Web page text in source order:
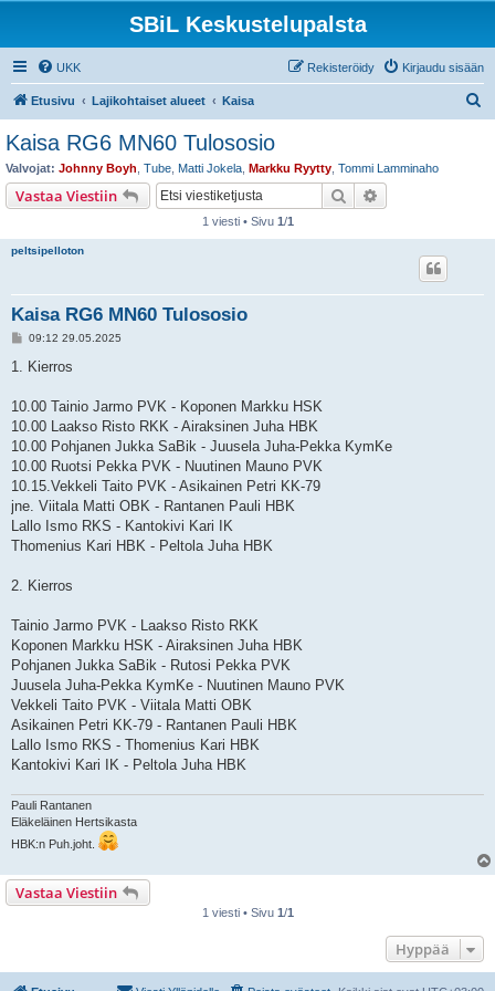
SBiL Keskustelupalsta
UKK Kirjaudu sisään
Rekisteröidy
Etusivu Lajikohtaiset alueet Kaisa
Kaisa RG6 MN60 Tulososio
Valvojat: Johnny Boyh Tube Matti Jokela Markku Ryytty Tommi Lamminaho
Vastaa Viestiin Etsi
1 viesti • Sivu 1/1
peltsipelloton
Kaisa RG6 MN60 Tulososio
V
e
i
09:12 29.05.2025
1. Kierros
10.00 Tainio Jarmo PVK - Koponen Markku HSK
10.00 Laakso Risto RKK - Airaksinen Juha HBK
10.00 Pohjanen Jukka SaBik - Juusela Juha-Pekka KymKe
10.00 Ruotsi Pekka PVK - Nuutinen Mauno PVK
10.15.Vekkeli Taito PVK - Asikainen Petri KK-79
jne. Viitala Matti OBK - Rantanen Pauli HBK
Lallo Ismo RKS - Kantokivi Kari IK
Thomenius Kari HBK - Peltola Juha HBK
2. Kierros
Tainio Jarmo PVK - Laakso Risto RKK
Koponen Markku HSK - Airaksinen Juha HBK
Pohjanen Jukka SaBik - Rutosi Pekka PVK
Juusela Juha-Pekka KymKe - Nuutinen Mauno PVK
Vekkeli Taito PVK - Viitala Matti OBK
Asikainen Petri KK-79 - Rantanen Pauli HBK
Lallo Ismo RKS - Thomenius Kari HBK
Kantokivi Kari IK - Peltola Juha HBK
Pauli Rantanen
Eläkeläinen Hertsikasta
HBK:n Puh.joht.
Vastaa Viestiin
1 viesti • Sivu 1 /1
Hyppää